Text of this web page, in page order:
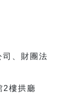
、財團法
2樓拱廳